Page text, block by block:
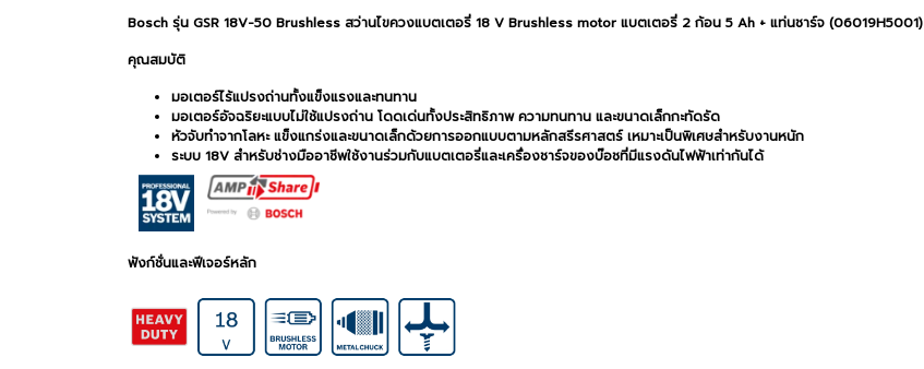
Bosch รุ่น GSR 18V-50 Brushless สว่านไขควงแบตเตอรี่ 18 V Brushless motor แบตเตอรี่ 2 ก้อน 5 Ah + แท่นชาร์จ (06019H5001)
คุณสมบัติ
มอเตอร์ไร้แปรงถ่านทั้งแข็งแรงและทนทาน
มอเตอร์อัจฉริยะแบบไม่ใช้แปรงถ่าน โดดเด่นทั้งประสิทธิภาพ ความทนทาน และขนาดเล็กกะทัดรัด
หัวจับทำจากโลหะ แข็งแกร่งและขนาดเล็กด้วยการออกแบบตามหลักสรีรศาสตร์ เหมาะเป็นพิเศษสำหรับงานหนัก
ระบบ 18V สำหรับช่างมืออาชีพใช้งานร่วมกับแบตเตอรี่และเครื่องชาร์จของบ๊อชที่มีแรงดันไฟฟ้าเท่ากันได้
ฟังก์ชั่นและฟีเจอร์หลัก